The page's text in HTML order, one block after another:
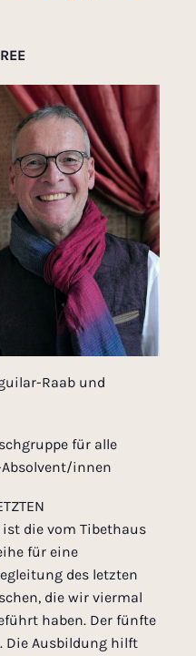
Raab und
für alle
Absolvent/innen
ist die vom Tibethaus
für eine
des letzten
die wir viermal
haben. Der fünfte
Die Ausbildung hilft